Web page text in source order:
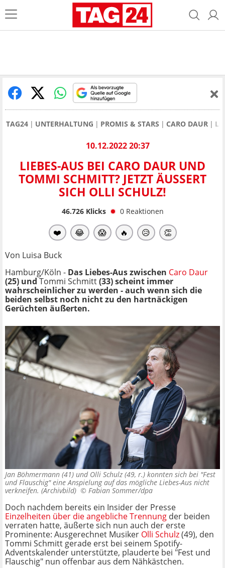
TAG24 UNTERHALTUNG PROMIS & STARS CARO DAUR
10.12.2022 20:37
LIEBES-AUS BEI CARO DAUR UND
TOMMI SCHMITT? JETZT ÄUSSERT S
ICH OLLI SCHULZ!
46.726Klicks 0 Reaktionen
❤️ 😂 😱 🔥 😥 👏
Von Luisa Buck
Hamburg/Köln - Das Liebes-Aus zwischen Caro Daur
(25) und Tommi Schmitt(33) scheint immer
wahrscheinlicher zu werden - auch wenn sich die
beiden selbst noch nicht zu den hartnäckigen
Gerüchten äußerten.
Jan Böhmermann (41) und Olli Schulz (49, r.) konnten sich bei "Fest
und Flauschig" eine Anspielung auf das mögliche Liebes-Aus nicht
verkneifen. (Archivbild) © Fabian Sommer/dpa
Doch nachdem bereits ein Insider der Presse
Einzelheiten über die angebliche Trennung der beiden
verraten hatte, äußerte sich nun auch der erste
Prominente: Ausgerechnet Musiker Olli Schulz(49), den
Tommi Schmitt gerade erst bei seinem Spotify-
Adventskalender unterstützte, plauderte bei "Fest und
Flauschig" nun offenbar aus dem Nähkästchen.